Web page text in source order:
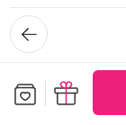
던 그녀는 결국 이
는 게 아닐까. 누구
돌아설 수 있는
그리고 자유라는
불안정함에 매몰되
던 것 같다. 고닉의 말처럼 심각한 도덕적 혼란을 예고하는 도
시의 불온한 공기
보다는 멜랑콜리
에 대한 요구로 전
과 자신을 둘러싼
목소리와 메시지
고닉이 경험하고
말싸움이라면 일
발하는 족족 가슴
지 않고 오히려
변으로 몰려들더
로 레너드를 돌아
임스스퀘어까지 산
민들의 본고장인
로 삶을 빚어내는
서 우리가 우정을
라지기를 간절히
서 『짝 없는 여자와 도시』에서 비비언 고닉은 조지 기싱에서 인
용한 ‘짝 없는 여
과, 그 뉴욕을 거니
야기한다. 거대하
마이페이퍼 (23
뒤로가
기